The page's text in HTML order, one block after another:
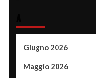
Giugno 2026
Maggio 2026